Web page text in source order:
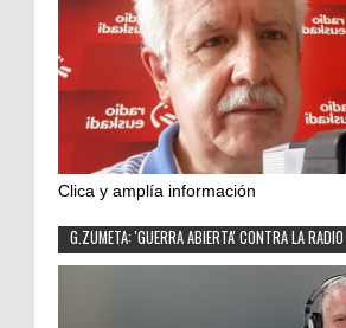
Clica y amplía información
G.ZUMETA: 'GUERRA ABIERTA' CONTRA LA RADIO